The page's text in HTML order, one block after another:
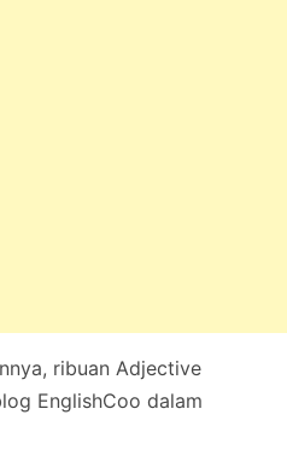
ribuan Adjective
EnglishCoo dalam